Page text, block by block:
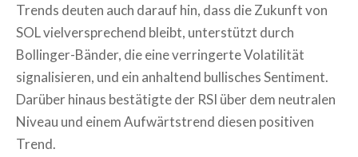
Trends deuten auch darauf hin, dass die Zukunft von
SOL vielversprechend bleibt, unterstützt durch
Bollinger-Bänder, die eine verringerte Volatilität
signalisieren, und ein anhaltend bullisches Sentiment.
Darüber hinaus bestätigte der RSI über dem neutralen
Niveau und einem Aufwärtstrend diesen positiven
Trend.